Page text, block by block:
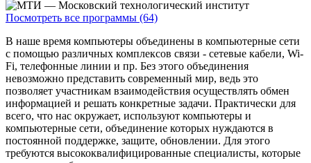
Посмотреть все программы (64)
В наше время компьютеры объединены в компьютерные сети
с помощью различных комплексов связи - сетевые кабели, Wi-
Fi, телефонные линии и пр. Без этого объединения
невозможно представить современный мир, ведь это
позволяет участникам взаимодействия осуществлять обмен
информацией и решать конкретные задачи. Практически для
всего, что нас окружает, используют компьютеры и
компьютерные сети, объединение которых нуждаются в
постоянной поддержке, защите, обновлении. Для этого
требуются высококвалифицированные специалисты, которые